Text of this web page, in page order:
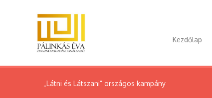
Kezdőlap
„Látni és Látszani” országos kampány